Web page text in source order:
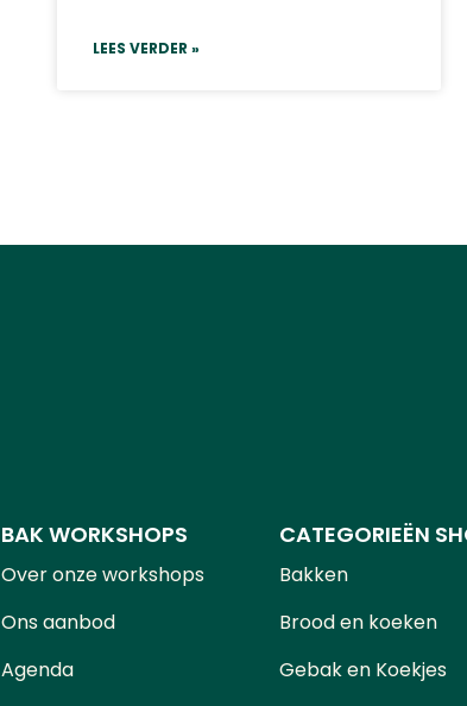
LEES VERDER »
BAK WORKSHOPS
Over onze workshops
Ons aanbod
Agenda
CATEGORIEËN
Bakken
Brood en koeken
Gebak en Koekjes